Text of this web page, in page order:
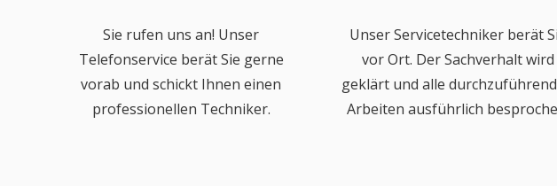
Sie rufen uns an! Unser
Telefonservice berät Sie gerne
vorab und schickt Ihnen einen
professionellen Techniker.
Unser Servicetechniker berät
vor Ort. Der Sachverhalt wird
geklärt und alle
Arbeiten ausführlich